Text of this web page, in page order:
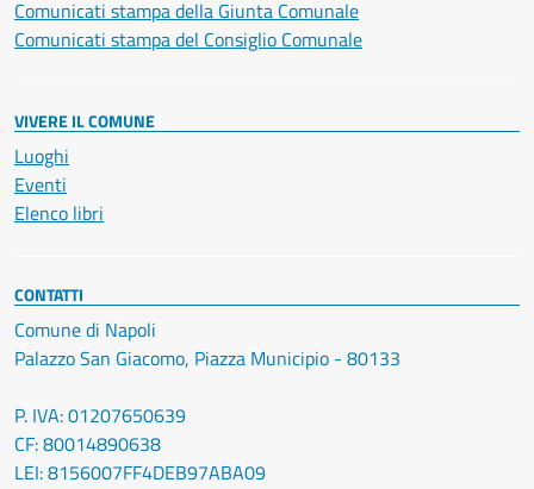
Comunicati stampa della Giunta Comunale
Comunicati stampa del Consiglio Comunale
VIVERE IL COMUNE
Luoghi
Eventi
Elenco libri
CONTATTI
Comune di Napoli
Palazzo San Giacomo, Piazza Municipio - 80133
P. IVA: 01207650639
CF: 80014890638
LEI: 8156007FF4DEB97ABA09